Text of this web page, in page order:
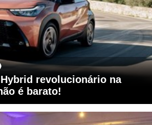
revolucionário na
é barato!